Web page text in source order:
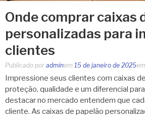
Onde comprar caixas
personalizadas para
clientes
Publicado por adminem 15 de janeiro de 2025em
Impressione seus clientes com caixas
proteção, qualidade e um diferencial
destacar no mercado entendem que
cliente. As caixas de papelão